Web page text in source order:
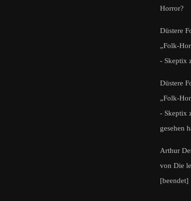
Horror?
Düstere
„Folk-
- Skeptix
Düstere
„Folk-
- Skeptix
gesehen
Arthur
von Die
[beendet]